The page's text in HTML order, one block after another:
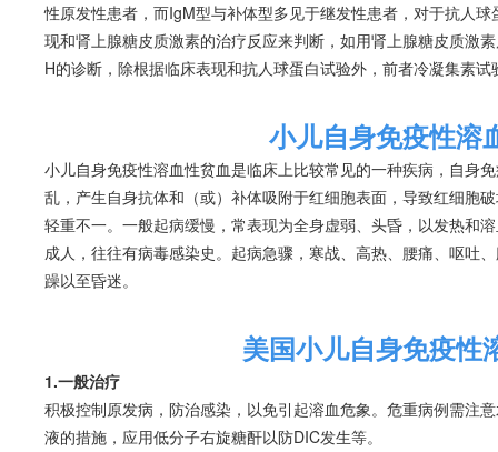
性原发性患者，而IgM型与补体型多见于继发性患者，对于抗人
现和肾上腺糖皮质激素的治疗反应来判断，如用肾上腺糖皮质激
H的诊断，除根据临床表现和抗人球蛋白试验外，前者冷凝集素
小儿自身免疫性溶
小儿自身免疫性溶血性贫血是临床上比较常见的一种疾病，自身
乱，产生自身抗体和（或）补体吸附于红细胞表面，导致红细胞
轻重不一。一般起病缓慢，常表现为全身虚弱、头昏，以发热和
成人，往往有病毒感染史。起病急骤，寒战、高热、腰痛、呕吐
躁以至昏迷。
美国小儿自身免疫性
1.一般治疗
积极控制原发病，防治感染，以免引起溶血危象。危重病例需注
液的措施，应用低分子右旋糖酐以防DIC发生等。